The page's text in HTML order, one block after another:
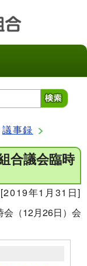
議事録
合議会臨時
[2019年1月31日]
（12月26日）会